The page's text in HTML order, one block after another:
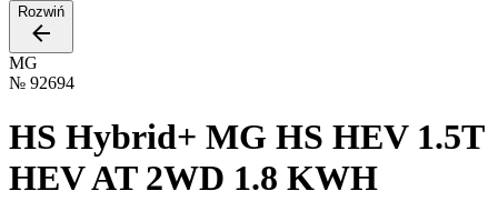
Rozwiń
MG
№ 92694
HS Hybrid+ MG HS HEV 1.5T
HEV AT 2WD 1.8 KWH